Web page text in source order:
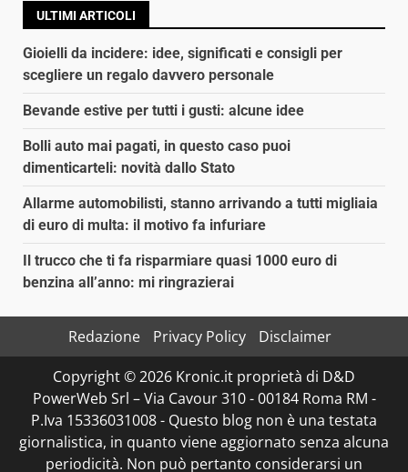
ULTIMI ARTICOLI
Gioielli da incidere: idee, significati e consigli per
scegliere un regalo davvero personale
Bevande estive per tutti i gusti: alcune idee
Bolli auto mai pagati, in questo caso puoi
dimenticarteli: novità dallo Stato
Allarme automobilisti, stanno arrivando a tutti migliaia
di euro di multa: il motivo fa infuriare
Il trucco che ti fa risparmiare quasi 1000 euro di
benzina all’anno: mi ringrazierai
Redazione Privacy Policy
Disclaimer
Copyright © 2026 Kronic.it proprietà di D&D
PowerWeb Srl – Via Cavour 310 - 00184 Roma RM -
P.Iva 15336031008 - Questo blog non è una testata
giornalistica, in quanto viene aggiornato senza alcuna
periodicità. Non può pertanto considerarsi un